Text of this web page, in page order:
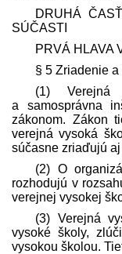
DRUHÁ
SÚČASTI
PRVÁ HLAVA
§ 5 Zriadenie
(1) Verejná
a samosprávna
zákonom. Zákon
verejná vysoká
súčasne zriaďujú aj
(2) O
rozhodujú v
verejnej vysokej
(3) Verejná
vysoké školy,
vysokou školou.